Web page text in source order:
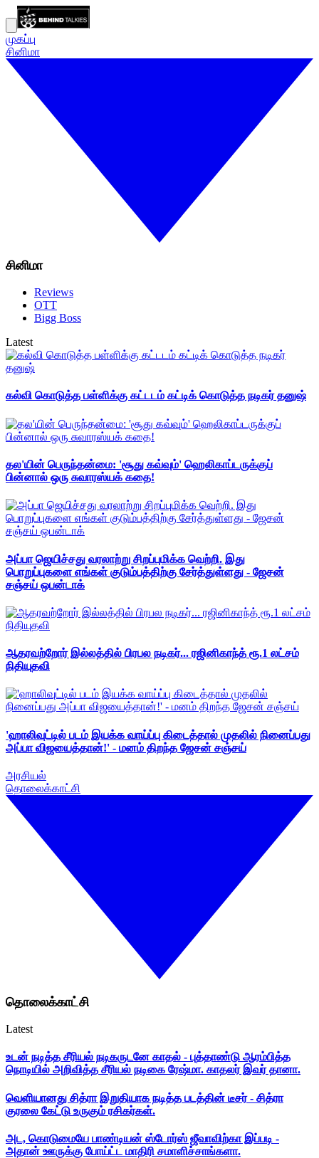
முகப்பு
சினிமா
சினிமா
Reviews
OTT
Bigg Boss
Latest
கல்வி கொடுத்த பள்ளிக்கு கட்டடம் கட்டிக் கொடுத்த நடிகர் தனுஷ்
தல'யின் பெருந்தன்மை: 'சூது கவ்வும்' ஹெலிகாப்டருக்குப்
பின்னால் ஒரு சுவாரஸ்யக் கதை!
அப்பா ஜெயிச்சது வரலாற்று சிறப்புமிக்க வெற்றி. இது
பொறுப்புகளை எங்கள் குடும்பத்திற்கு சேர்த்துள்ளது - ஜேசன்
சஞ்சய் ஒபன்டாக்
ஆதரவற்றோர் இல்லத்தில் பிரபல நடிகர்... ரஜினிகாந்த் ரூ.1 லட்சம்
நிதியுதவி
'ஹாலிவுட்டில் படம் இயக்க வாய்ப்பு கிடைத்தால் முதலில் நினைப்பது
அப்பா விஜயைத்தான்!' - மனம் திறந்த ஜேசன் சஞ்சய்
அரசியல்
தொலைக்காட்சி
தொலைக்காட்சி
Latest
உடன் நடித்த சீரியல் நடிகருடனே காதல் - புத்தாண்டு ஆரம்பித்த
நொடியில் அறிவித்த சீரியல் நடிகை ரேஷ்மா. காதலர் இவர் தானா.
வெளியானது சித்ரா இறுதியாக நடித்த படத்தின் டீசர் - சித்ரா
குரலை கேட்டு உருகும் ரசிகர்கள்.
அட, கொடுமையே பாண்டியன் ஸ்டோர்ஸ் ஜீவாவிற்கா இப்படி -
அதான் ஊருக்கு போய்ட்ட மாதிரி சமாளிச்சாங்களா.